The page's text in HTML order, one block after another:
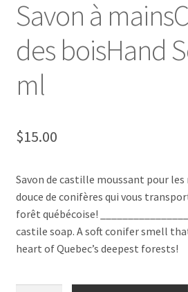
Savon à
des boisHand
ml
$15.00
Savon de castille moussant pour les
douce de conifères qui vous
forêt québécoise!
castile soap. A soft conifer smell
heart of Quebec’s deepest forests!